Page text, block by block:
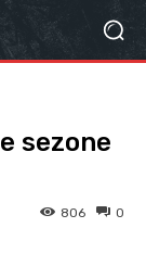
sezone
0
806